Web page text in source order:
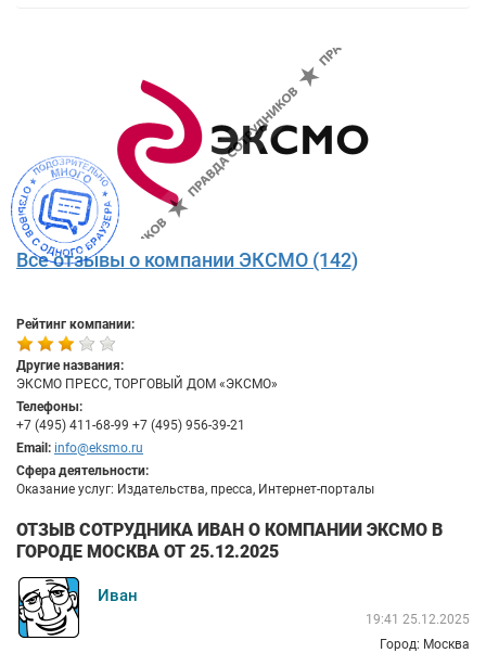
Все отзывы о компании ЭКСМО (142)
Рейтинг компании:
Другие названия:
ЭКСМО ПРЕСС, ТОРГОВЫЙ ДОМ «ЭКСМО»
Телефоны:
+7 (495) 411-68-99 +7 (495) 956-39-21
Email: info@eksmo.ru
Сфера деятельности:
Оказание услуг: Издательства, пресса, Интернет-порталы
ОТЗЫВ СОТРУДНИКА ИВАН О КОМПАНИИ ЭКСМО В
ГОРОДЕ МОСКВА ОТ 25.12.2025
Иван
19:41 25.12.2025
Город: Москва